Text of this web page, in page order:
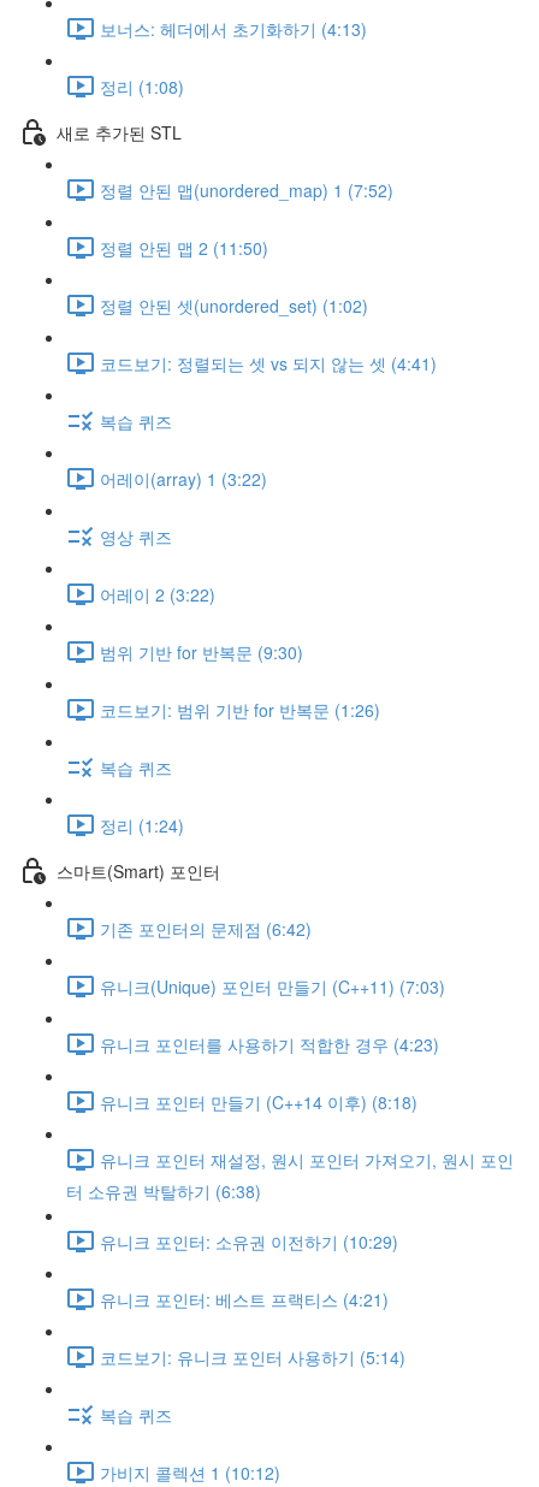
보너스: 헤더에서 초기화하기 (4:13)
정리 (1:08)
새로 추가된 STL
정렬 안된 맵(unordered_map) 1 (7:52)
정렬 안된 맵 2 (11:50)
정렬 안된 셋(unordered_set) (1:02)
코드보기: 정렬되는 셋 vs 되지 않는 셋 (4:41)
복습 퀴즈
어레이(array) 1 (3:22)
영상 퀴즈
어레이 2 (3:22)
범위 기반 for 반복문 (9:30)
코드보기: 범위 기반 for 반복문 (1:26)
복습 퀴즈
정리 (1:24)
스마트(Smart) 포인터
기존 포인터의 문제점 (6:42)
유니크(Unique) 포인터 만들기 (C++11) (7:03)
유니크 포인터를 사용하기 적합한 경우 (4:23)
유니크 포인터 만들기 (C++14 이후) (8:18)
유니크 포인터 재설정, 원시 포인터 가져오기, 원시 포인
터 소유권 박탈하기 (6:38)
유니크 포인터: 소유권 이전하기 (10:29)
유니크 포인터: 베스트 프랙티스 (4:21)
코드보기: 유니크 포인터 사용하기 (5:14)
복습 퀴즈
가비지 콜렉션 1 (10:12)